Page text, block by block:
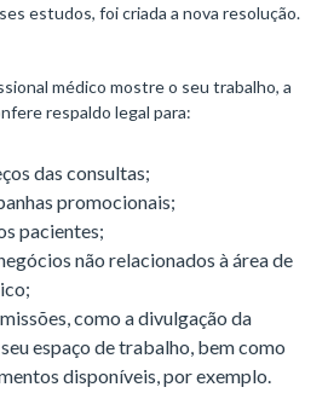
estudos, foi criada a nova resolução.
médico mostre o seu trabalho, a
respaldo legal para:
das consultas;
promocionais;
pacientes;
não relacionados à área de
como a divulgação da
espaço de trabalho, bem como
disponíveis, por exemplo.